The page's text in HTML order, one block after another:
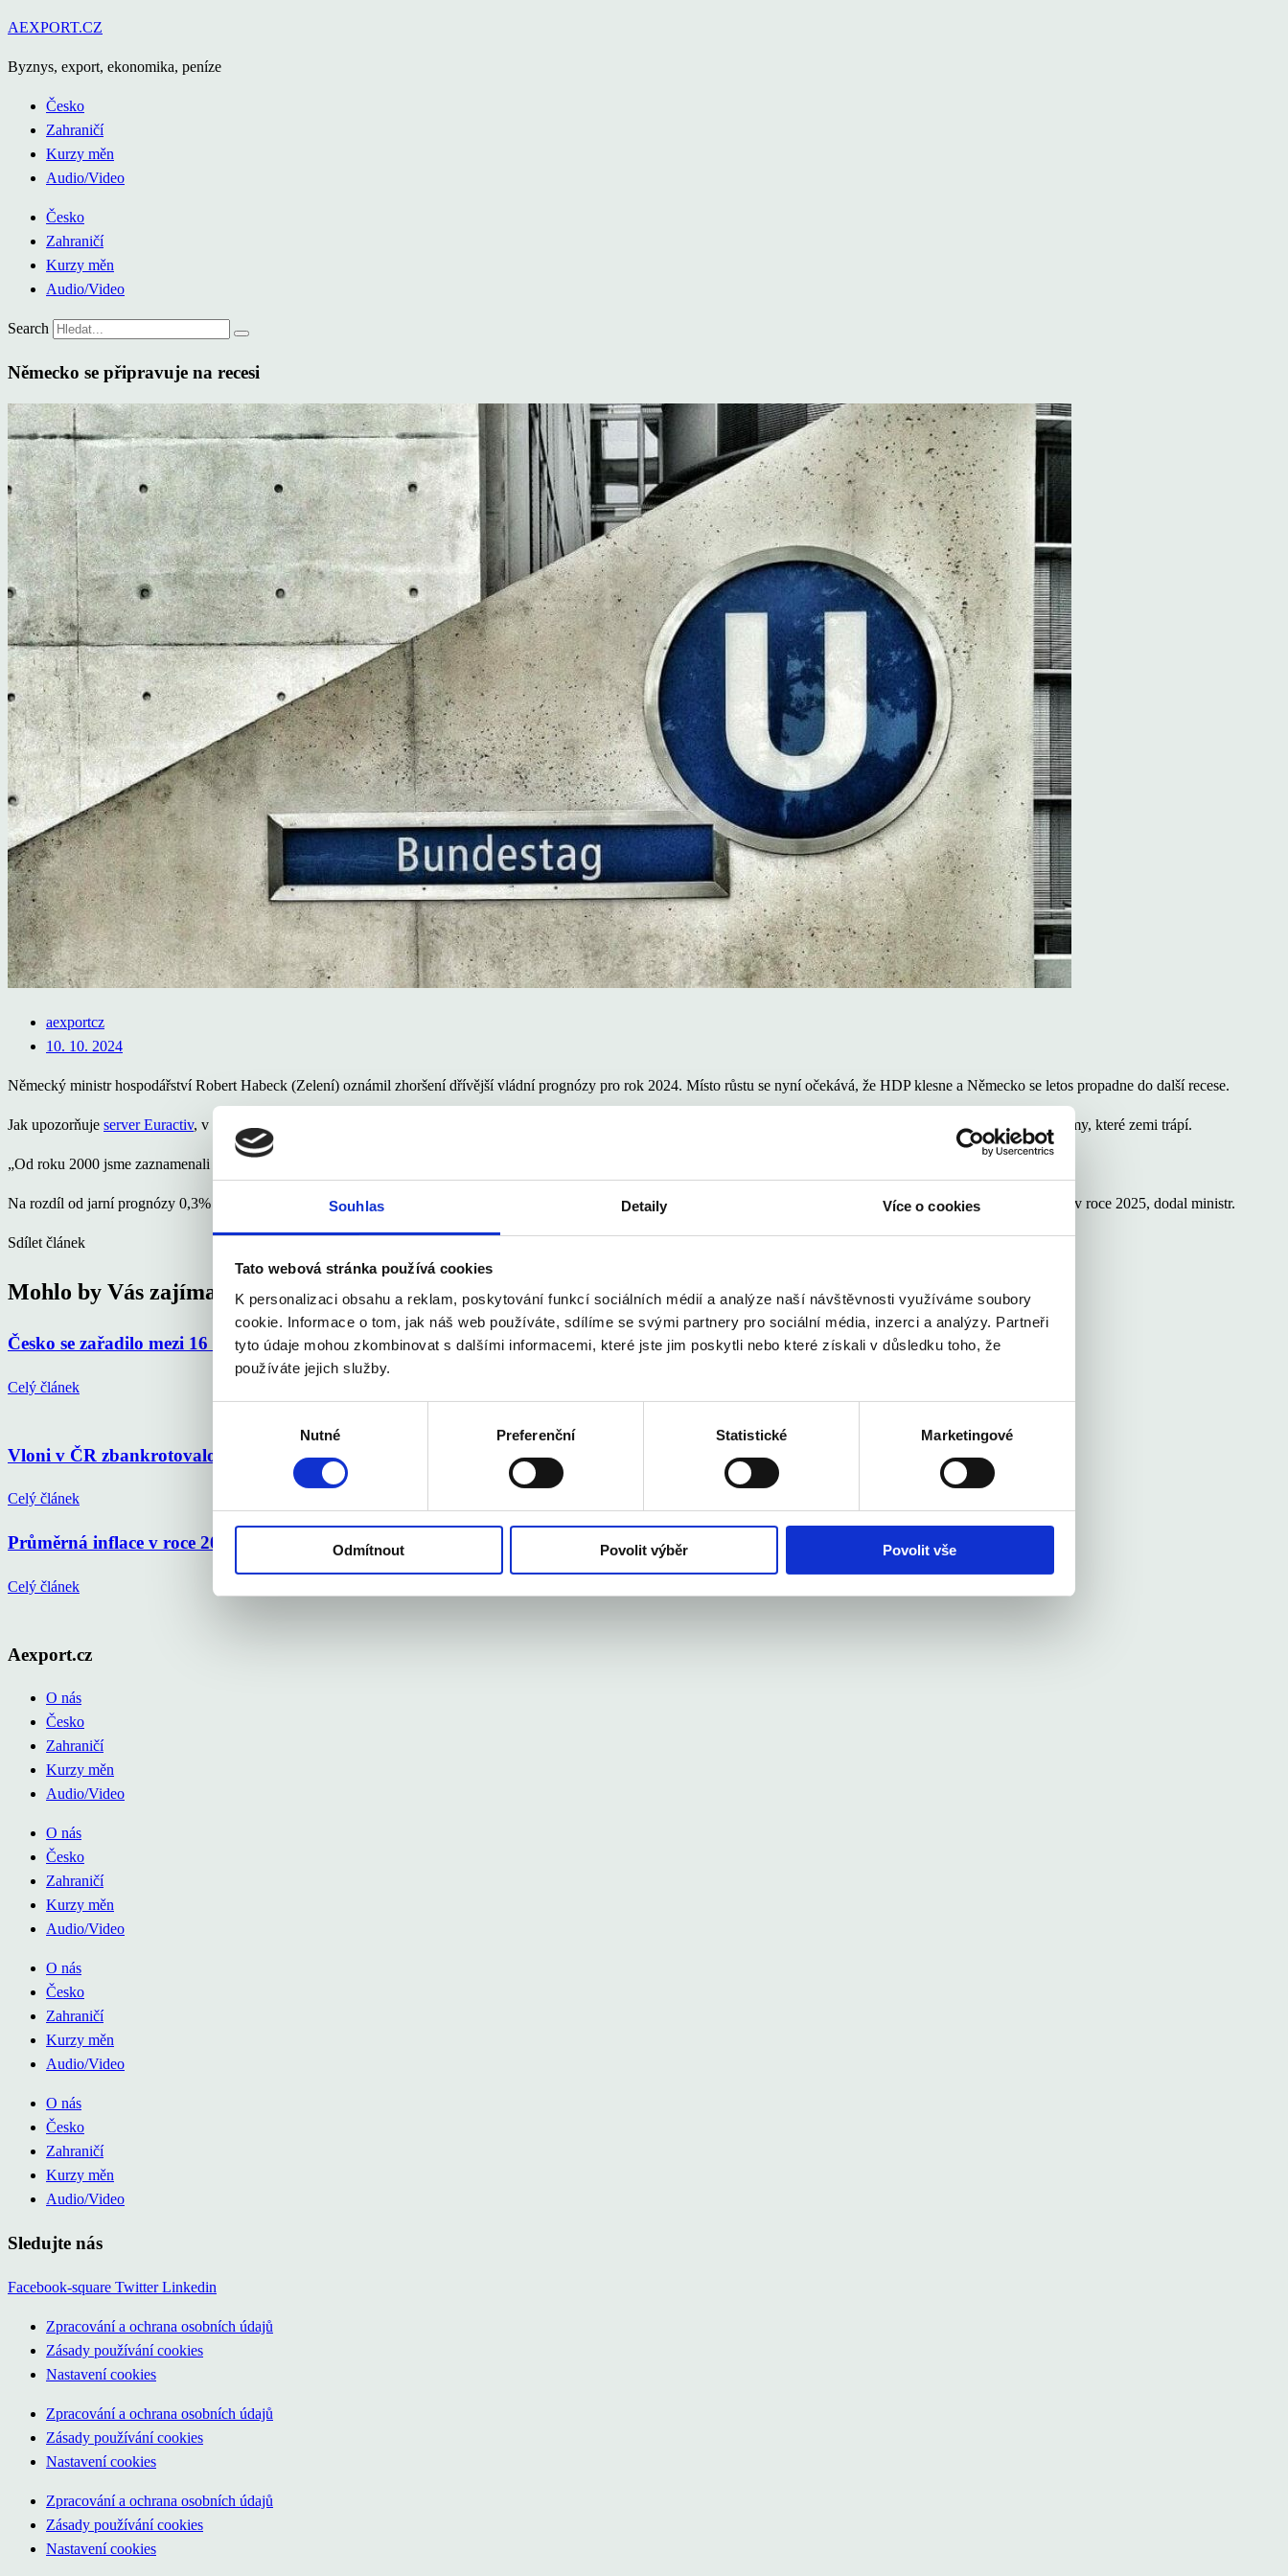
Souhlas Detaily Více o cookies
Tato webová stránka používá cookies
K personalizaci obsahu a reklam, poskytování funkcí sociálních médií a analýze naší návštěvnosti využíváme soubory
cookie. Informace o tom, jak náš web používáte, sdílíme se svými partnery pro sociální média, inzerci a analýzy. Partneři
tyto údaje mohou zkombinovat s dalšími informacemi, které jste jim poskytli nebo které získali v důsledku toho, že
používáte jejich služby.
Nutné Preferenční Statistické Marketingové
Odmítnout Povolit výběr Povolit vše
Přejít
obsahu
AEXPORT.CZ
Byznys, export, ekonomika, peníze
Česko
Zahraničí
Kurzy měn
Audio/Video
Česko
Zahraničí
Kurzy měn
Audio/Video
Search
Německo se připravuje na recesi
aexportcz
10. 10. 2024
Německý ministr hospodářství Robert Habeck (Zelení) oznámil zhoršení dřívější vládní prognózy pro rok 2024. Místo růstu se nyní očekává, že HDP klesne a Německo se letos propadne do další recese.
Jak upozorňuje server Euractiv, v Německu stagnuje hospodářský růst již od roku 2018, přičemž hlavními příčinami jsou podle Habecka hluboce zakořeněné strukturální problémy, které zemi trápí.
„Od roku 2000 jsme zaznamenali průměrný růst ve výši pouhého 1 %, (…) a v posledních šesti letech fakticky žádný růst,“ uvedl Habeck na středeční konferenci v Berlíně.
Na rozdíl od jarní prognózy 0,3% růstu nyní vláda předpovídá recesi a očekává, že HDP země se letos po očištění o inflaci sníží o 0,2 %. Růst se pravděpodobně opět zrychlí až v roce 2025, dodal ministr.
Sdílet článek
Mohlo by Vás zajímat
Česko se zařadilo mezi 16 elitních světových gastro destinací roku 2026
Celý článek
Vloni v ČR zbankrotovalo 6 213 podnikatelů, o 16 % více než v roce 2024
Celý článek
Průměrná inflace v roce 2025 na 2,5 %, letos okolo 2 %
Celý článek
Aexport.cz
O nás
Česko
Zahraničí
Kurzy měn
Audio/Video
O nás
Česko
Zahraničí
Kurzy měn
Audio/Video
O nás
Česko
Zahraničí
Kurzy měn
Audio/Video
O nás
Česko
Zahraničí
Kurzy měn
Audio/Video
Sledujte nás
Facebook-square Twitter Linkedin
Zpracování a ochrana osobních údajů
Zásady používání cookies
Nastavení cookies
Zpracování a ochrana osobních údajů
Zásady používání cookies
Nastavení cookies
Zpracování a ochrana osobních údajů
Zásady používání cookies
Nastavení cookies